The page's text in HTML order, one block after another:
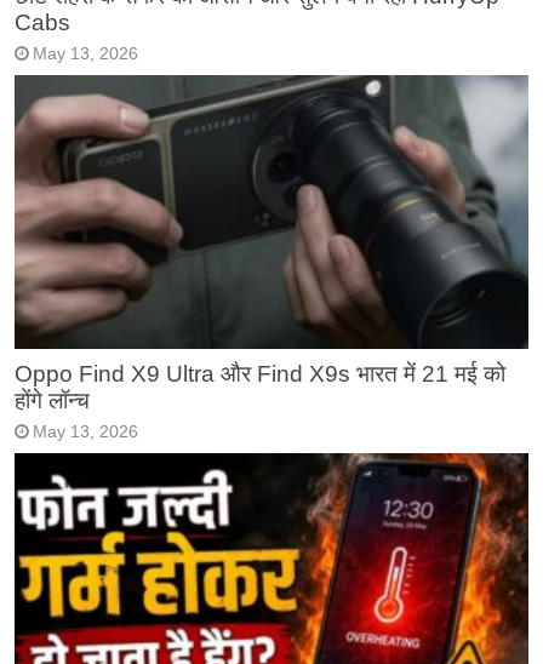
Cabs
May 13, 2026
Oppo Find X9 Ultra और Find X9s भारत में 21 मई को
होंगे लॉन्च
May 13, 2026